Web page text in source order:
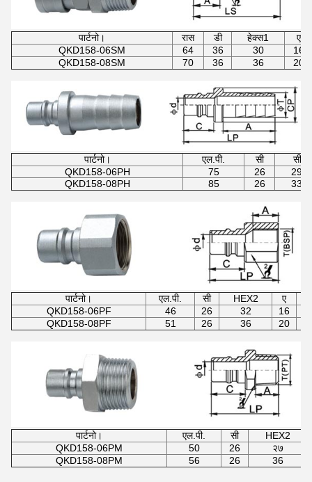
पार्टनो। रास डी हेक्स1
ए
QKD158-06SM
64 36 30
16
QKD158-08SM
70 36 36 20
पार्टनो। एल.पी. सी
सीपी
QKD158-06PH
75 26
29.6
QKD158-08PH
85 26 33.6
पार्टनो। एल.पी. सी HEX2
ए
QKD158-06PF
46 26 32
16
QKD158-08PF
51 26 36 20
पार्टनो। एल.पी. सी
HEX2
QKD158-06PM
50 26
२७
QKD158-08PM
56 26 36